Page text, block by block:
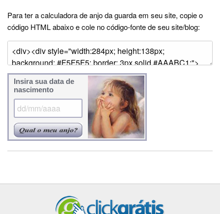
Para ter a calculadora de anjo da guarda em seu site, copie o
código HTML abaixo e cole no código-fonte de seu site/blog:
Insira sua data de
nascimento